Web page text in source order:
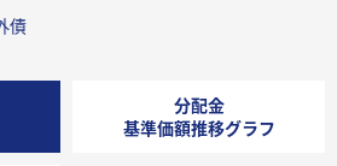
債
分配金
基準価額推移グラフ